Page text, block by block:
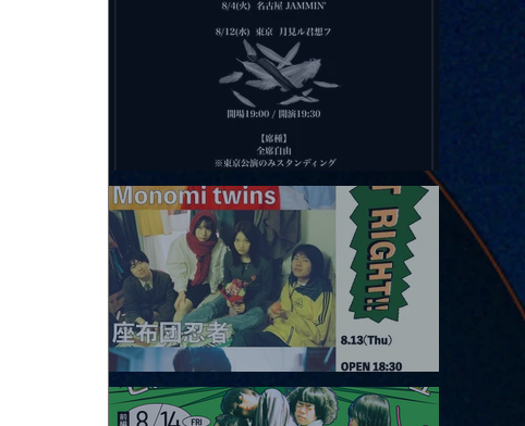
2026.08.12 |【観覧】田澤孝介 ソロワンマン 「Ballad Box 2026」
2026.08.13 |【観覧】JUST RIGHT!! vol.26